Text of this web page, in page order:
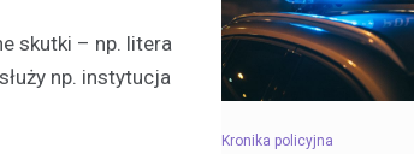
skutki – np. litera
np. instytucja
Kronika policyjna